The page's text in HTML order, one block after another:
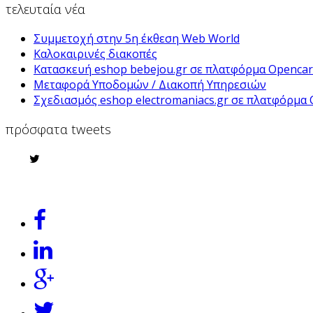
τελευταία νέα
Συμμετοχή στην 5η έκθεση Web World
Καλοκαιρινές διακοπές
Κατασκευή eshop bebejou.gr σε πλατφόρμα
Μεταφορά Υποδομών / Διακοπή Υπηρεσιών
Σχεδιασμός eshop electromaniacs.gr σε πλατφόρμα
πρόσφατα tweets